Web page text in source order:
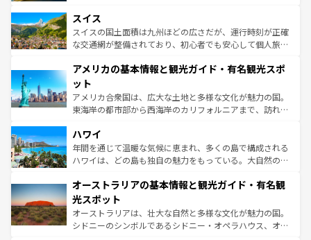
を参照してほしい。
は、お酒好きな人にはぜひ体験してほしい。 なお、新着の
ドイツ情報はコンテンツ一覧を参照してほしい。
リアごとに異なる魅力がある。また、優雅なアフタヌーン
ティー、ビール好きにはたまらない英国パブ、サッカー観
戦など、本場だからこそできる体験も豊富。イギリスを旅
ンツ一覧を参照してほしい。
スイス
スイスの国土面積は九州ほどの広さだが、運行時刻が正確
な交通網が整備されており、初心者でも安心して個人旅行
の建物がそのまま残る町や、スイスならではのユニークな
博物館もあり、アルプス観光だけでなく町歩きも満喫する
ことができる。国民の所得が高いため物価も高いが、旅行
者向けの交通パス提供のサービスもあり、うまく活用すれ
着のスイス情報は
アメリカの基本情報と観光ガイド・有名観光スポ
ット
アメリカ合衆国は、広大な土地と多様な文化が魅力の国。
東海岸の都市部から西海岸のカリフォルニアまで、訪れる
のような巨大都市は、観光、ショッピング、エンターテイ
ンメントが詰まった刺激的なスポットだ。一方、アメリカ
西部には大自然が広がり、グランドキャニオンやイエロー
部のニューオーリンズでは、音楽と美食が融合した独特の
文化が魅力。旅行者はアメリカの各地域で異なる魅力を楽
しみながら、その多様性と豊かな歴史を感じることができ
るだろう。車でのロードトリップや列車の旅も、アメリカ
ハワイ
年間を通じて温暖な気候に恵まれ、多くの島で構成される
ハワイは、どの島も独自の魅力をもっている。大自然の神
ワイ島は見逃せない。また、定番の観光地といえばオアフ
島だが、静かな自然を求めるならマウイ島やカウアイ島が
おすすめ。エメラルドグリーンに輝く海をはじめ、豊かな
文化や歴史が息づいている。「アロハスピリット」と呼ば
オーストラリアの基本情報と観光ガイド・有名観
光スポット
オーストラリアは、壮大な自然と多様な文化が魅力の国。
シドニーのシンボルであるシドニー・オペラハウス、オー